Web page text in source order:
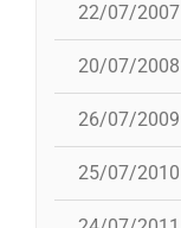
22/07/2007
20/07/2008
26/07/2009
25/07/2010